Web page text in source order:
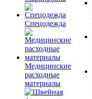
Спецодежда
Медицинские
расходные
материалы